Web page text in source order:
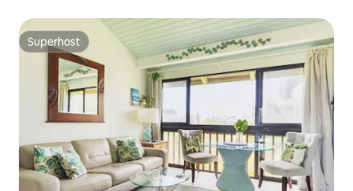
Superhost
Superhost